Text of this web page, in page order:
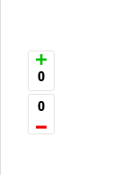
0
0